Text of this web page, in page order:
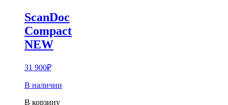
ScanDoc
Compact
NEW
31 900₽
В наличии
В корзину